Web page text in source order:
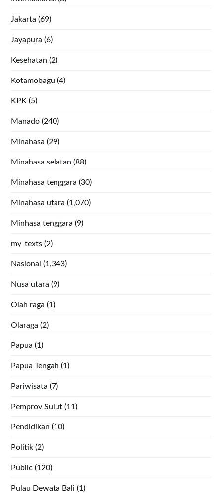
Jakarta (69)
Jayapura (6)
Kesehatan (2)
Kotamobagu (4)
KPK (5)
Manado (240)
Minahasa (29)
Minahasa selatan (88)
Minahasa tenggara (30)
Minahasa utara (1,070)
Minhasa tenggara (9)
my_texts (2)
Nasional (1,343)
Nusa utara (9)
Olah raga (1)
Olaraga (2)
Papua (1)
Papua Tengah (1)
Pariwisata (7)
Pemprov Sulut (11)
Pendidikan (10)
Politik (2)
Public (120)
Pulau Dewata Bali (1)